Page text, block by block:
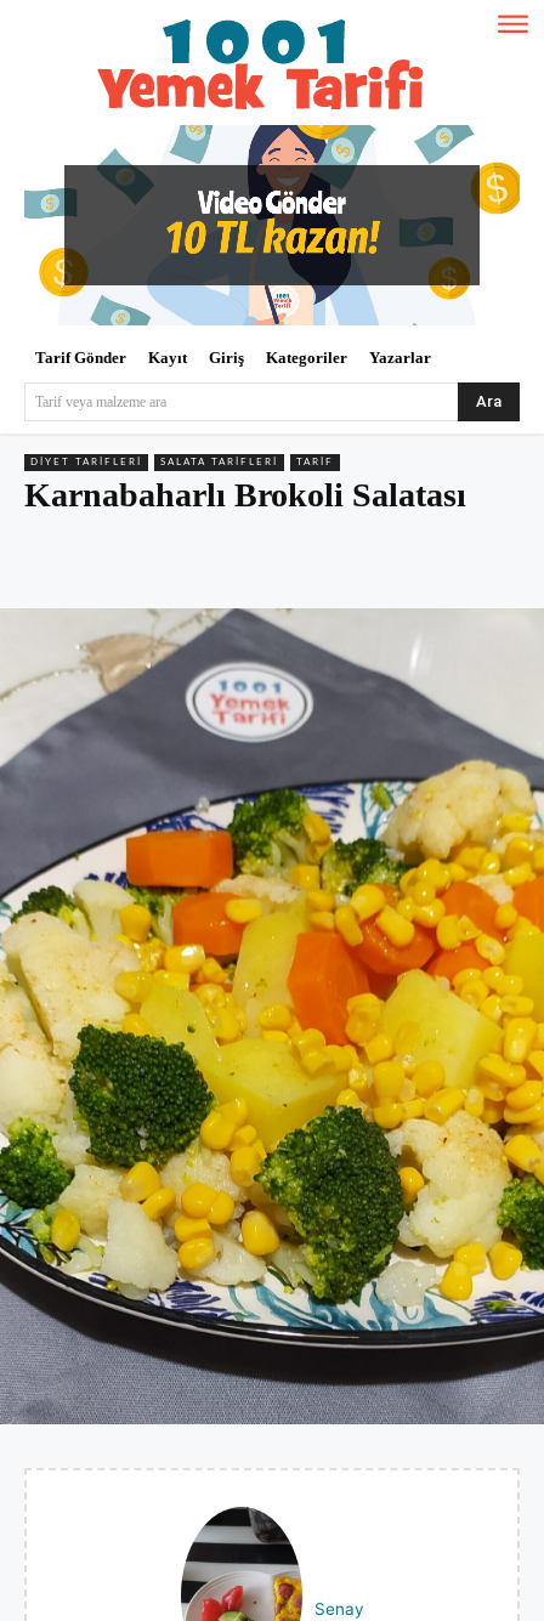
Tarif Gönder Kayıt Giriş Kategoriler Yazarlar
Tarif veya malzeme ara Ara
DIYET TARIFLERI SALATA TARIFLERI TARIF
Karnabaharlı Brokoli Salatası
Senay